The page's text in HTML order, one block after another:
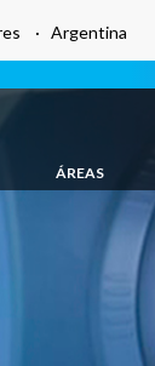
· Argentina
ÁREAS